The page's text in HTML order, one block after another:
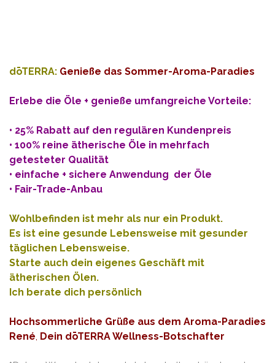
dōTERRA: Genieße das Sommer-Aroma-Paradies
Erlebe die Öle + genieße umfangreiche Vorteile:
• 25% Rabatt auf den regulären Kundenpreis
• 100% reine ätherische Öle in mehrfach
getesteter Qualität
• einfache + sichere Anwendung der Öle
• Fair-Trade-Anbau
Wohlbefinden ist mehr als nur ein Produkt.
Es ist eine gesunde Lebensweise mit gesunder
täglichen Lebensweise.
Starte auch dein eigenes Geschäft mit
ätherischen Ölen.
Ich berate dich persönlich
Hochsommerliche Grüße aus dem Aroma-Paradies
René Dein dōTERRA Wellness-Botschafter